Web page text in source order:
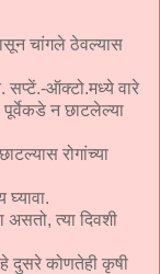
चांगले ठेवल्यास
सप्टें.-ऑक्‍टो.मध्ये वारे
न छाटलेल्या
रोगांच्या
घ्यावा.
असतो, त्या दिवशी
हे दुसरे कोणतेही कृषी